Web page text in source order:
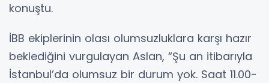
konuştu.
İBB ekiplerinin olası olumsuzluklara karşı hazır
beklediğini vurgulayan Aslan, “Şu an itibarıyla
İstanbul’da olumsuz bir durum yok. Saat 11.00-